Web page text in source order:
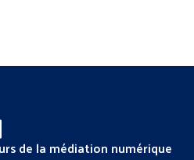
de la médiation numérique